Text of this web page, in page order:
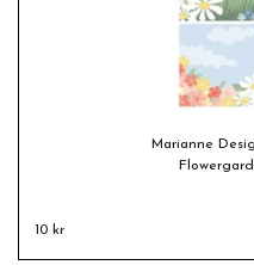
Marianne
10 kr